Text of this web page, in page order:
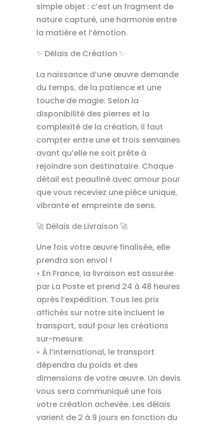
simple objet : c’est un fragment de
nature capturé, une harmonie entre
la matière et l’émotion.
✨ Délais de Création ✨
La naissance d’une œuvre demande
du temps, de la patience et une
touche de magie. Selon la
disponibilité des pierres et la
complexité de la création, il faut
compter entre une et trois semaines
avant qu’elle ne soit prête à
rejoindre son destinataire. Chaque
détail est peaufiné avec amour pour
que vous receviez une pièce unique,
vibrante et empreinte de sens.
🚀 Délais de Livraison 🚀
Une fois votre œuvre finalisée, elle
prendra son envol !
• En France, la livraison est assurée
par La Poste et prend 24 à 48 heures
après l’expédition. Tous les prix
affichés sur notre site incluent le
transport, sauf pour les créations
sur-mesure.
• À l’international, le transport
dépendra du poids et des
dimensions de votre œuvre. Un devis
vous sera communiqué une fois
votre création achevée. Les délais
varient de 2 à 9 jours en fonction du